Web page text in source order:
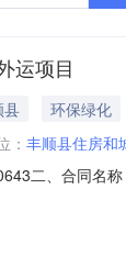
运项目
县 环保绿化
： 丰顺县住房和
二、合同名
址：梅州市丰